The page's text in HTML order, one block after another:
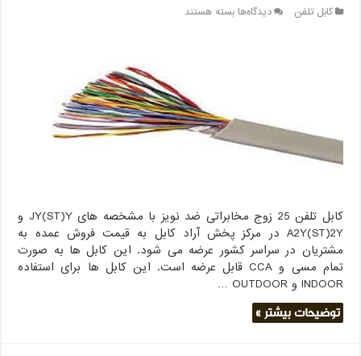
کابل تلفن دیدگاه‌هابرای
فروش
لاله
زار
بسته هستند
کابل تلفن 25 زوج مخابراتی ضد نویز با مشخصه های JY(ST)Y و
A2Y(ST)2Y در مرکز پخش آراد کابل به قیمت فروش عمده به
مشتریان در سراسر کشور عرضه می شود. این کابل ها به صورت
تمام مسی و CCA قابل عرضه است. این کابل ها برای استفاده
INDOOR و OUTDOOR …
توضیحات بیشتر »